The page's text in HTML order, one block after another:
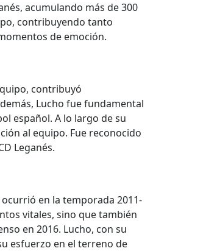
acumulando más de 300
contribuyendo tanto
de emoción.
contribuyó
Lucho fue fundamental
español. A lo largo de su
al equipo. Fue reconocido
Leganés.
en la temporada 2011-
vitales, sino que también
en 2016. Lucho, con su
esfuerzo en el terreno de